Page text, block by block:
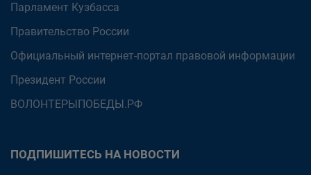
Парламент Кузбасса
Правительство России
Официальный интернет-портал правовой информации
Президент России
ВОЛОНТЕРЫПОБЕДЫ.РФ
ПОДПИШИТЕСЬ НА НОВОСТИ